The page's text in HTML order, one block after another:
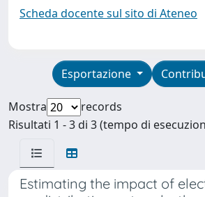
Scheda docente sul sito di Ateneo
Esportazione
Mostra
records
Risultati 1 - 3 di 3 (tempo di
Estimating the impact of